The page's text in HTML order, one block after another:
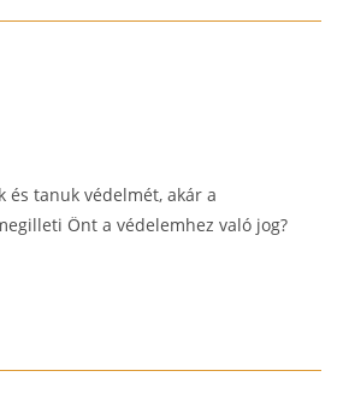
tanuk védelmét, akár a
Önt a védelemhez való jog?